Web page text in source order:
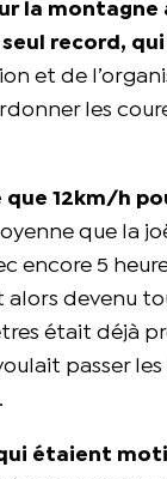
la montagne
record,
et de
les
12km/h
que la
encore 5
alors devenu
était déjà
passer les
qui étaient